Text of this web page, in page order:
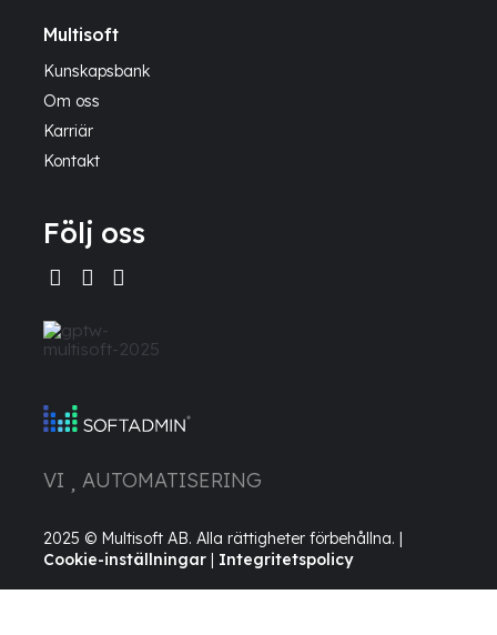
Multisoft
Kunskapsbank
Om oss
Karriär
Kontakt
Följ oss
VI AUTOMATISERING
2025 © Multisoft AB. Alla rättigheter förbehållna. |
Cookie-inställningar | Integritetspolicy